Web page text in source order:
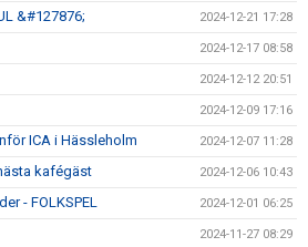
&#127876; 2024-12-21 17:28
2024-12-17 08:58
2024-12-12 20:51
2024-12-09 17:16
ICA i Hässleholm 2024-12-07 11:28
kafégäst 2024-12-06 10:43
- FOLKSPEL 2024-12-01 06:25
2024-11-27 08:29